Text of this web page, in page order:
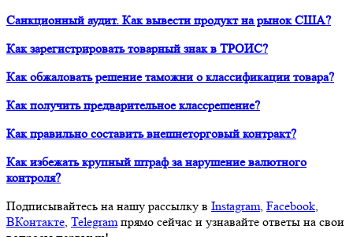
Санкционный аудит. Как вывести продукт на рынок США?
Как зарегистрировать товарный знак в ТРОИС?
Как обжаловать решение таможни о классификации товара?
Как получить предварительное классрешение?
Как правильно составить внешнеторговый контракт?
Как избежать крупный штраф за нарушение валютного
контроля?
Подписывайтесь на нашу рассылку в Instagram, Facebook,
ВКонтакте, Telegramпрямо сейчас и узнавайте ответы на свои